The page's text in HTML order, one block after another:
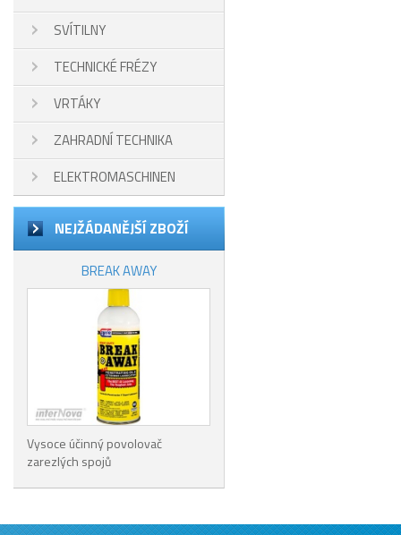
SVÍTILNY
TECHNICKÉ FRÉZY
VRTÁKY
ZAHRADNÍ TECHNIKA
ELEKTROMASCHINEN
NEJŽÁDANĚJŠÍ ZBOŽÍ
BREAK AWAY
Vysoce účinný povolovač
zarezlých spojů